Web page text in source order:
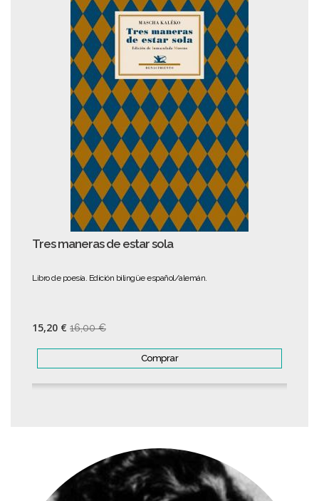
Tres maneras de estar sola
Libro de poesía. Edición bilingüe español/alemán.
15,20 € 16,00 €
Comprar